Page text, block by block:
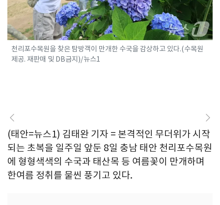
천리포수목원을 찾은 탐방객이 만개한 수국을 감상하고 있다.(수목원
제공. 재판매 및 DB금지)/뉴스1
(태안=뉴스1) 김태완 기자 = 본격적인 무더위가 시작
되는 초복을 일주일 앞둔 8일 충남 태안 천리포수목원
에 형형색색의 수국과 태산목 등 여름꽃이 만개하며
한여름 정취를 물씬 풍기고 있다.